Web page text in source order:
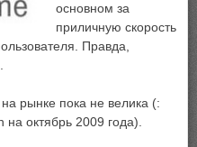
основном за
приличную скорость
Правда,
рынке пока не велика (:
октябрь 2009 года).